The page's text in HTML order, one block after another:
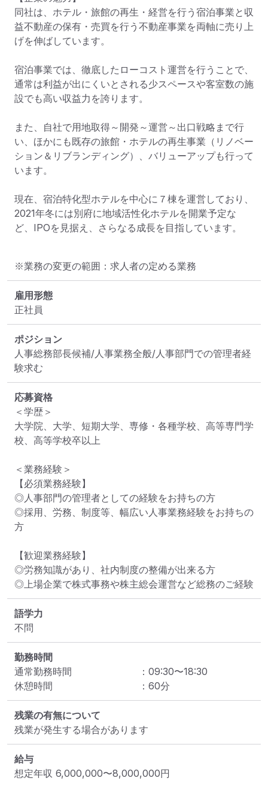
同社は、ホテル・旅館の再生・経営を行う宿泊事業と収
益不動産の保有・売買を行う不動産事業を両軸に売り上
げを伸ばしています。
宿泊事業では、徹底したローコスト運営を行うことで、
通常は利益が出にくいとされる少スペースや客室数の施
設でも高い収益力を誇ります。
また、自社で用地取得～開発～運営～出口戦略まで行
い、ほかにも既存の旅館・ホテルの再生事業（リノベー
ション＆リブランディング）、バリューアップも行って
います。
現在、宿泊特化型ホテルを中心に７棟を運営しており、
2021年冬には別府に地域活性化ホテルを開業予定な
ど、IPOを見据え、さらなる成長を目指しています。
※業務の変更の範囲：求人者の定める業務
雇用形態
正社員
ポジション
人事総務部長候補/人事業務全般/人事部門での管理者経
験求む
応募資格
＜学歴＞
大学院、大学、短期大学、専修・各種学校、高等専門学
校、高等学校卒以上
＜業務経験＞
【必須業務経験】
◎人事部門の管理者としての経験をお持ちの方
◎採用、労務、制度等、幅広い人事業務経験をお持ちの
方
【歓迎業務経験】
◎労務知識があり、社内制度の整備が出来る方
◎上場企業で株式事務や株主総会運営など総務のご経験
語学力
不問
勤務時間
通常勤務時間
： 09:30〜18:30
休憩時間
： 60分
残業の有無について
残業が発生する場合があります
給与
想定年収 6,000,000〜8,000,000円